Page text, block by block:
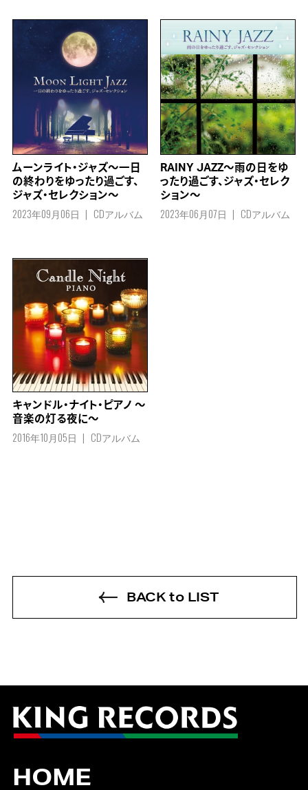
ムーンライト・ジャズ～一日
の終わりをゆったり過ごす、
ジャズ・セレクション～
2023年09月06日 CDアルバム
RAINY JAZZ～雨の日をゆ
ったり過ごす、ジャズ・セレク
ション～
2023年06月07日 CDアルバム
キャンドル・ナイト・ピアノ ～
音楽の灯る夜に～
2016年10月05日 CDアルバム
BACK to LIST
HOME